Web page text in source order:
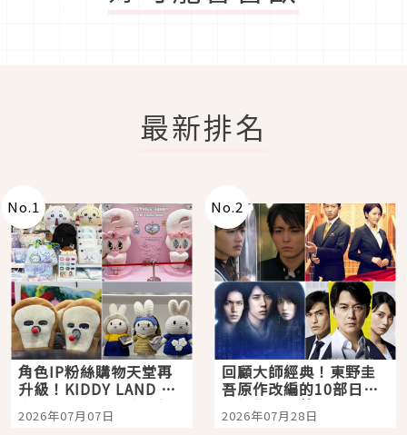
最新排名
No.1
角色IP粉絲購物天堂再
升級！KIDDY LAND 原
宿店吉伊卡哇迎客，新
開幕 OMOKADO 店3分
2026年07月07日
No.2
回顧大師經典！東野圭
吾原作改編的10部日本
影視作品推薦
2026年07月28日